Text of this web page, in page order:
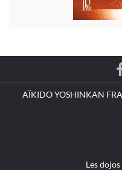
AÏKIDO YOSHINKAN
Les dojos